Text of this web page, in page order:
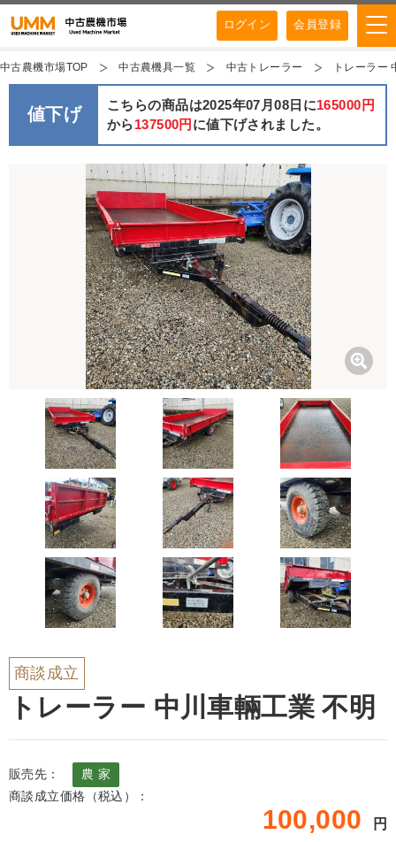
ログイン 会員登録
中古農機市場TOP 中古農機具一覧 中古トレーラー トレーラー
値下げ こちらの商品は2025年07月08日に165000円
から137500円 に値下げされました。
商談成立
トレーラー 中川車輛工業 不明
販売先：
農 家
商談成立価格（税込）：
100,000 円